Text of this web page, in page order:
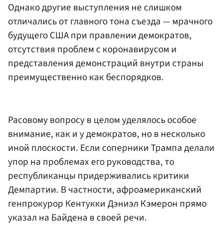
Однако другие выступления не слишком
отличались от главного тона съезда — мрачного
будущего США при правлении демократов,
отсутствия проблем с коронавирусом и
представления демонстраций внутри страны
преимущественно как беспорядков.
Расовому вопросу в целом уделялось особое
внимание, как и у демократов, но в несколько
иной плоскости. Если соперники Трампа делали
упор на проблемах его руководства, то
республиканцы придерживались критики
Демпартии. В частности, афроамериканский
генпрокурор Кентукки Дэниэл Кэмерон прямо
указал на Байдена в своей речи.